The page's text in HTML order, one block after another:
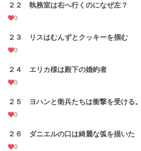
２２ 執務室は右へ行くのになぜ左？
0
２３ リスはむんずとクッキーを掴む
0
２４ エリカ様は殿下の婚約者
0
２５ ヨハンと衛兵たちは衝撃を受ける。
0
２６ ダニエルの口は綺麗な弧を描いた
0